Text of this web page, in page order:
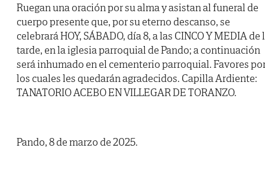
Ruegan una oración por su alma y asistan al funeral de
cuerpo presente que, por su eterno descanso, se
celebrará HOY, SÁBADO, día 8, a las CINCO Y MEDIA de
tarde, en la iglesia parroquial de Pando; a continuación
será inhumado en el cementerio parroquial. Favores
los cuales les quedarán agradecidos. Capilla Ardiente:
TANATORIO ACEBO EN VILLEGAR DE TORANZO.
Pando, 8 de marzo de 2025.